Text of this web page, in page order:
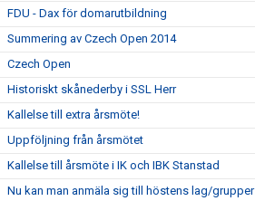
FDU - Dax för domarutbildning
Summering av Czech Open 2014
Czech Open
Historiskt skånederby i SSL Herr
Kallelse till extra årsmöte!
Uppföljning från årsmötet
Kallelse till årsmöte i IK och IBK Stanstad
Nu kan man anmäla sig till höstens lag/grupper